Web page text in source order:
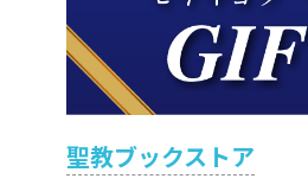
聖教ブックストア